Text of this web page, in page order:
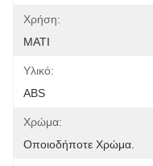
Χρήση:
ΜΑΤΙ
Υλικό:
ABS
Χρώμα:
Οποιοδήποτε Χρώμα.